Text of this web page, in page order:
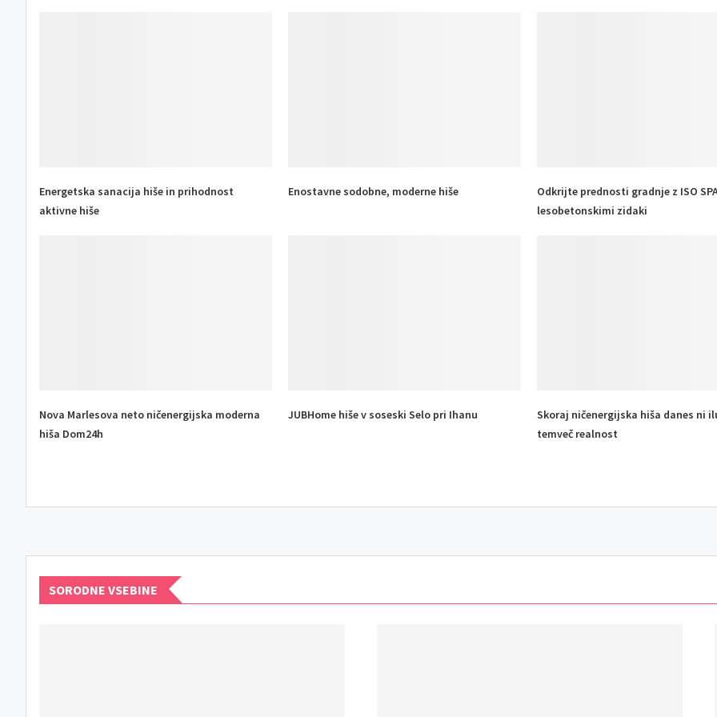
Energetska sanacija hiše in prihodnost
aktivne hiše
Enostavne sodobne, moderne hiše
Odkrijte prednosti gradnje z ISO
lesobetonskimi zidaki
Nova Marlesova neto ničenergijska moderna
hiša Dom24h
JUBHome hiše v soseski Selo pri Ihanu
Skoraj ničenergijska hiša danes ni
temveč realnost
SORODNE VSEBINE